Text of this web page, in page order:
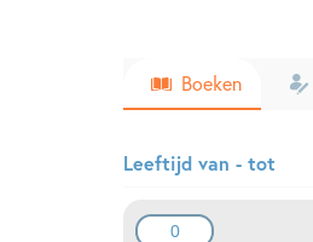
Boeken
Leeftijd van - tot